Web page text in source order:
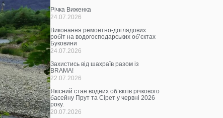
Річка Виженка
24.07.2026
Виконання ремонтно-доглядових
робіт на водогосподарських об’єктах
Буковини
24.07.2026
Захистись від шахраїв разом із
BRAMA!
22.07.2026
Якісний стан водних об’єктів річкового
басейну Прут та Сірет у червні 2026
року.
20.07.2026